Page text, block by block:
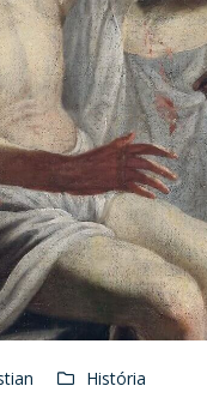
História